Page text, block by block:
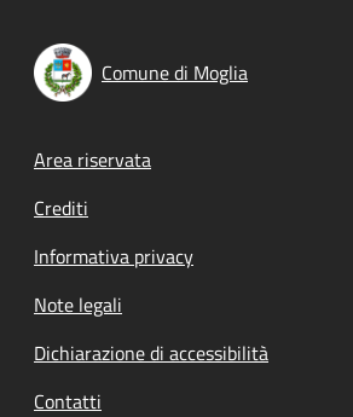
Comune di Moglia
Footer menu
Area riservata
Crediti
Informativa privacy
Note legali
Dichiarazione di accessibilità
Contatti